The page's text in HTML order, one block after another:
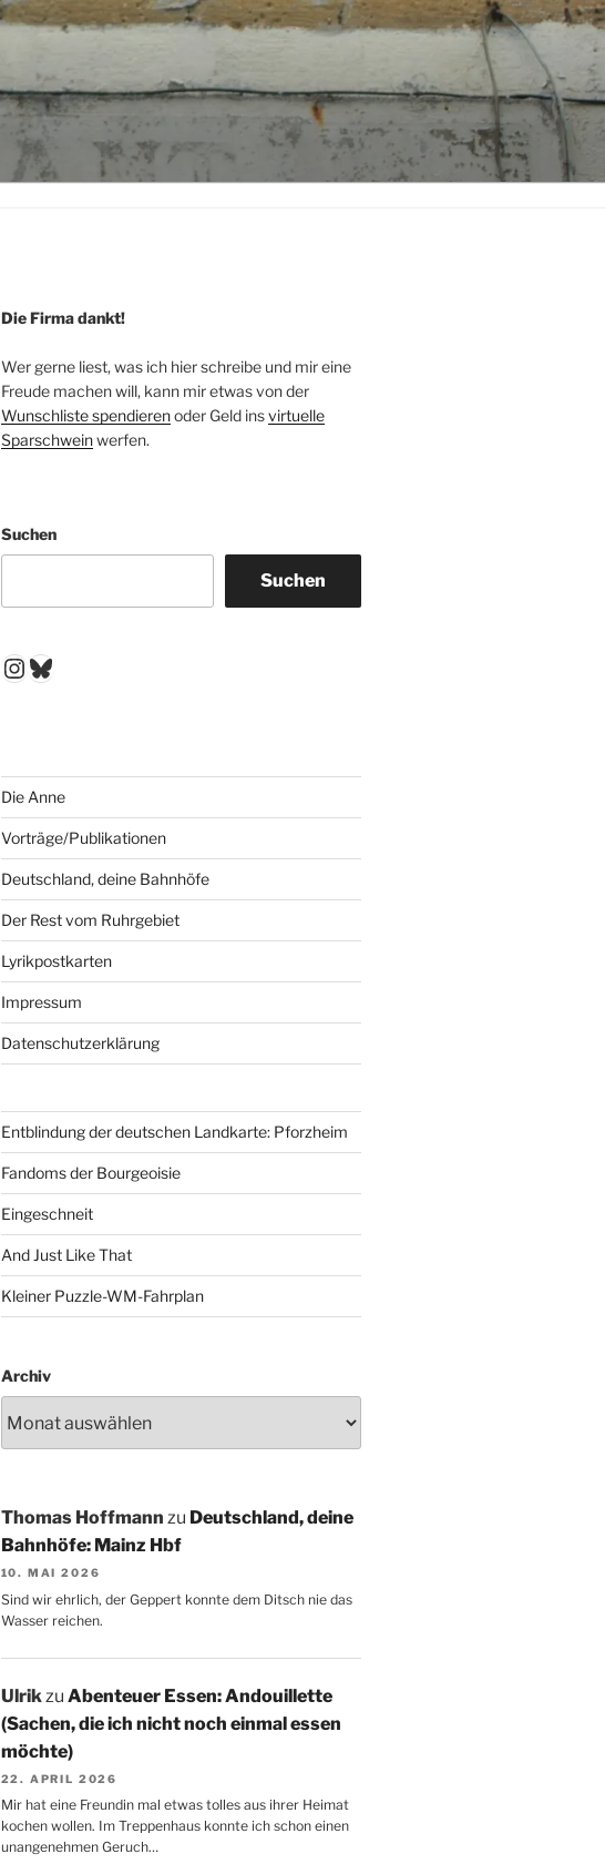
Die Firma dankt!
Wer gerne liest, was ich hier schreibe und mir eine
Freude machen will, kann mir etwas von der
Wunschliste spendierenoder Geld insvirtuelle
Sparschweinwerfen.
Suchen
Suchen
Instagram
Bluesky
Die Anne
Vorträge/Publikationen
Deutschland, deine Bahnhöfe
Der Rest vom Ruhrgebiet
Lyrikpostkarten
Impressum
Datenschutzerklärung
Entblindung der deutschen Landkarte: Pforzheim
Fandoms der Bourgeoisie
Eingeschneit
And Just Like That
Kleiner Puzzle-WM-Fahrplan
Archiv
Thomas Hoffmann zu Deutschland, deine
Bahnhöfe: Mainz Hbf
10. MAI 2026
Sind wir ehrlich, der Geppert konnte dem Ditsch nie das
Wasser reichen.
Ulrikzu Abenteuer Essen: Andouillette
(Sachen, die ich nicht noch einmal essen
möchte)
22. APRIL 2026
Mir hat eine Freundin mal etwas tolles aus ihrer Heimat
kochen wollen. Im Treppenhaus konnte ich schon einen
unangenehmen Geruch…